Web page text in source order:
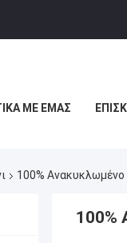
ΜΕ ΕΜΆΣ
100% Ανακυκλωμένο
100%